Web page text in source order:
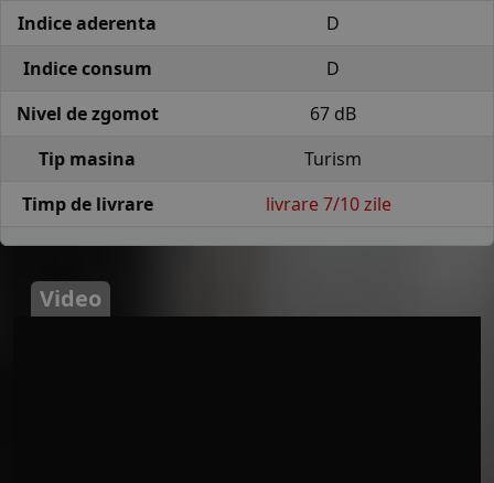
Indice aderenta
D
Indice consum
D
Nivel de zgomot
67 dB
Tip masina
Turism
Timp de livrare
livrare 7/10 zile
Video